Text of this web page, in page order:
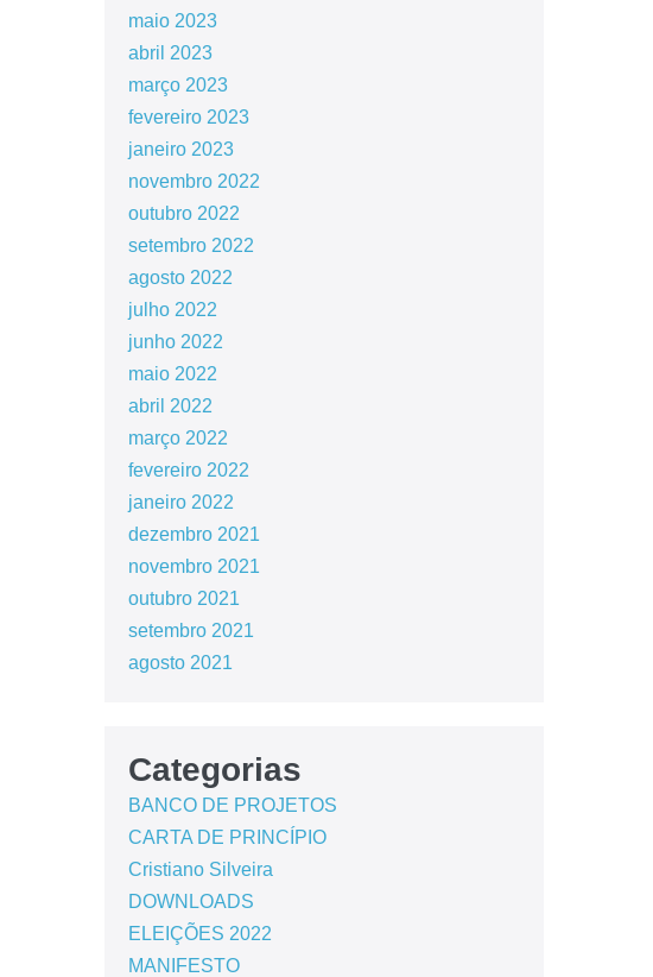
maio 2023
abril 2023
março 2023
fevereiro 2023
janeiro 2023
novembro 2022
outubro 2022
setembro 2022
agosto 2022
julho 2022
junho 2022
maio 2022
abril 2022
março 2022
fevereiro 2022
janeiro 2022
dezembro 2021
novembro 2021
outubro 2021
setembro 2021
agosto 2021
Categorias
BANCO DE PROJETOS
CARTA DE PRINCÍPIO
Cristiano Silveira
DOWNLOADS
ELEIÇÕES 2022
MANIFESTO